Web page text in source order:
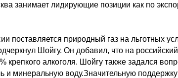
занимает лидирующие позиции как по
поставляется природный газ на льготных
Шойгу. Он добавил, что на
крепкого алкоголя. Шойгу также задался
и минеральную воду.Значительную поддержку